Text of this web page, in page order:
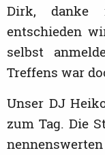
Dirk, danke
entschieden
selbst
Treffens war
Unser DJ
zum Tag. Die